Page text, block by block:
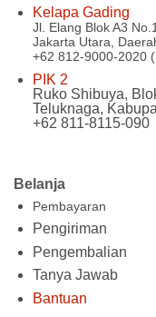
Belanja
Pembayaran
Pengiriman
Pengembalian
Tanya Jawab
Bantuan
Kelapa Gading
Jl. Elang Blok A3
Jakarta Utara,
+62 812-9000-2020
PIK 2
Ruko Shibuya,
Teluknaga,
+62 811-8115-090